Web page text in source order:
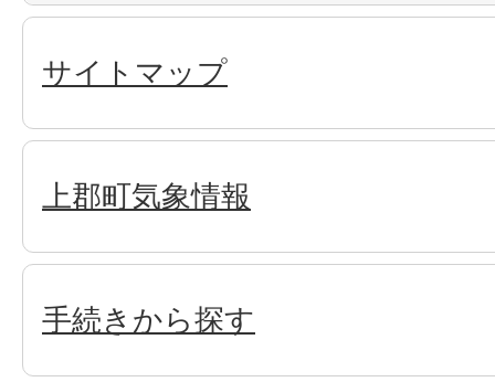
サイトマップ
上郡町気象情報
手続きから探す